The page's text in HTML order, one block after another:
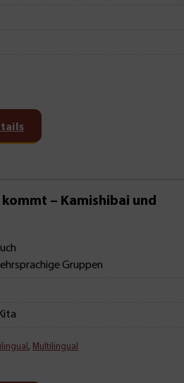
– Kamishibai und
Gruppen
, Multilingual